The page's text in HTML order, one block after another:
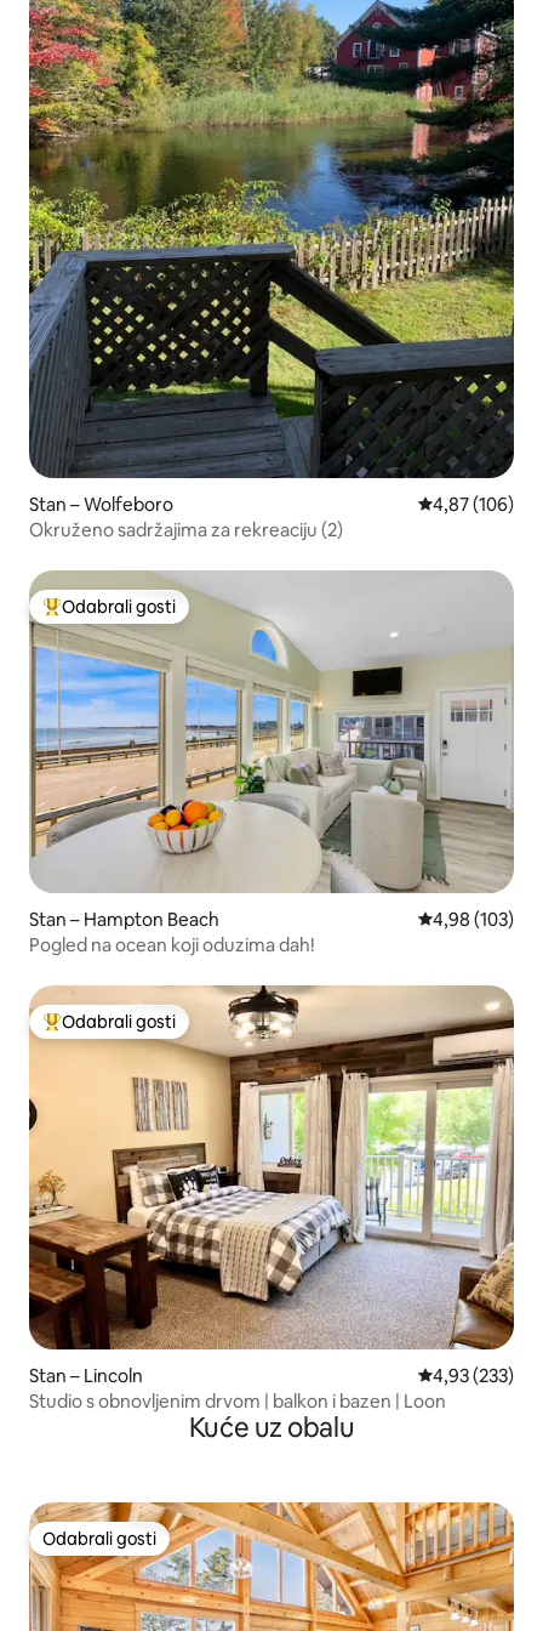
Stan – Wolfeboro Prosječna
4,87 (106)
Okruženo sadržajima za rekreaciju (2)
Među najviše rangiranima s oznakom „Odabrali gosti”
Odabrali gosti
Stan – Hampton Beach Prosječna
4,98 (103)
Pogled na ocean koji oduzima dah!
Među najviše rangiranima s oznakom „Odabrali gosti”
Odabrali gosti
Stan – Lincoln Prosječna
4,93 (233)
Studio s obnovljenim drvom | balkon i bazen | Loon
Kuće uz obalu
Odabrali gosti
Odabrali gosti